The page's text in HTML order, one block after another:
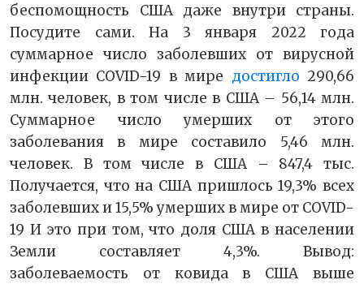
беспомощность США даже внутри страны.
Посудите сами. На 3 января 2022 года
суммарное число заболевших от вирусной
инфекции COVID-19 в мире достигло 290,66
млн. человек, в том числе в США – 56,14 млн.
Суммарное число умерших от этого
заболевания в мире составило 5,46 млн.
человек. В том числе в США – 847,4 тыс.
Получается, что на США пришлось 19,3% всех
заболевших и 15,5% умерших в мире от COVID-
19 И это при том, что доля США в населении
Земли составляет 4,3%. Вывод:
заболеваемость от ковида в США выше